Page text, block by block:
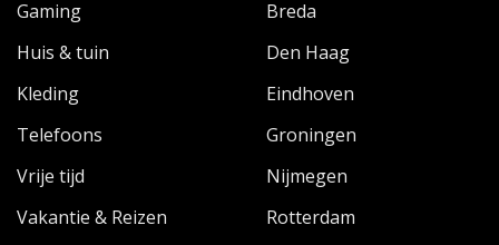
Gaming
Huis & tuin
Kleding
Telefoons
Vrije tijd
Vakantie & Reizen
Breda
Den Haag
Eindhoven
Groningen
Nijmegen
Rotterdam